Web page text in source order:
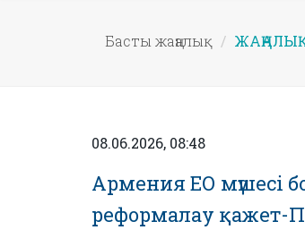
Басты жаңалық
08.06.2026, 08:48
Армения ЕО мүшесі
реформалау қажет-